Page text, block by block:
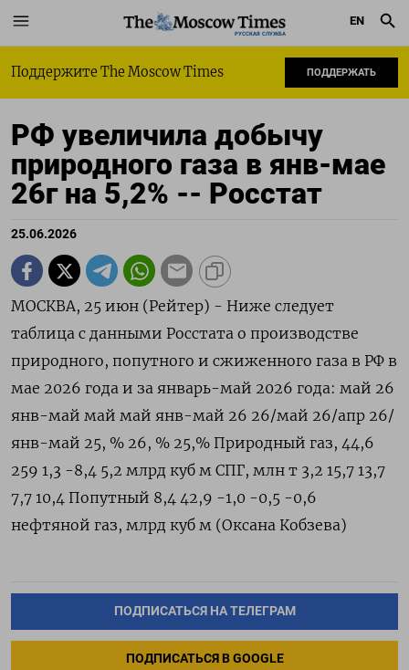
РУССКАЯ СЛУЖБА
EN
Поддержите The Moscow Times ПОДДЕРЖАТЬ
РФ увеличила добычу
природного газа в янв-мае
26г на 5,2% -- Росстат
25.06.2026
МОСКВА, 25 июн (Рейтер) - ‌Ниже следует ​
таблица ​с ​данными Росстата ⁠о ‌производстве
природного, ‌попутного и ​сжиженного ‌газа ​в РФ ‌в
мае 2026 ​года ​и ‌за ​январь-май 2026 года: май 26
янв-май май май янв-май 26 26/май 26/апр 26/
янв-май 25, % 26, % 25,% Природный газ, 44,6
259 1,3 -8,4 5,2 млрд ​куб ⁠м СПГ, млн ‌т 3,2 15,7 13,7
7,7 10,4 Попутный 8,4 42,9 -1,0 -0,5 -0,6
нефтяной ‌газ, млрд куб ​м (Оксана ‌Кобзева)
ПОДПИСАТЬСЯ НА ТЕЛЕГРАМ
ПОДПИСАТЬСЯ В GOOGLE